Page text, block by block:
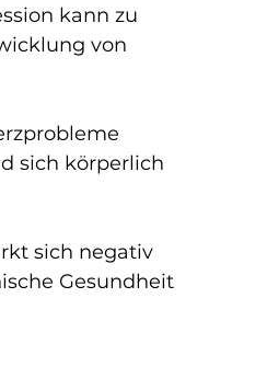
kann zu
von
sich körperlich
sich negativ
Gesundheit